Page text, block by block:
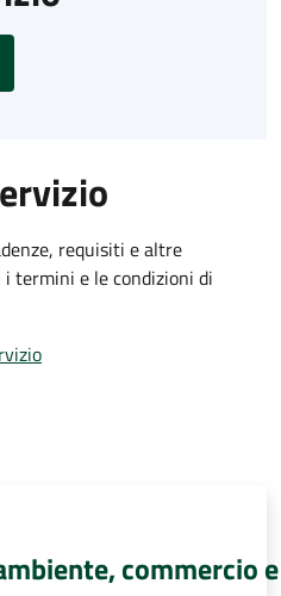
requisiti e altre
termini e le condizioni di
commercio e